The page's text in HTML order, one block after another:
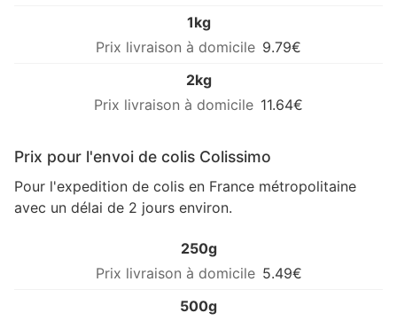
1kg
9.79€
2kg
11.64€
Prix pour l'envoi de colis Colissimo
Pour l'expedition de colis en France métropolitaine
avec un délai de 2 jours environ.
250g
5.49€
500g